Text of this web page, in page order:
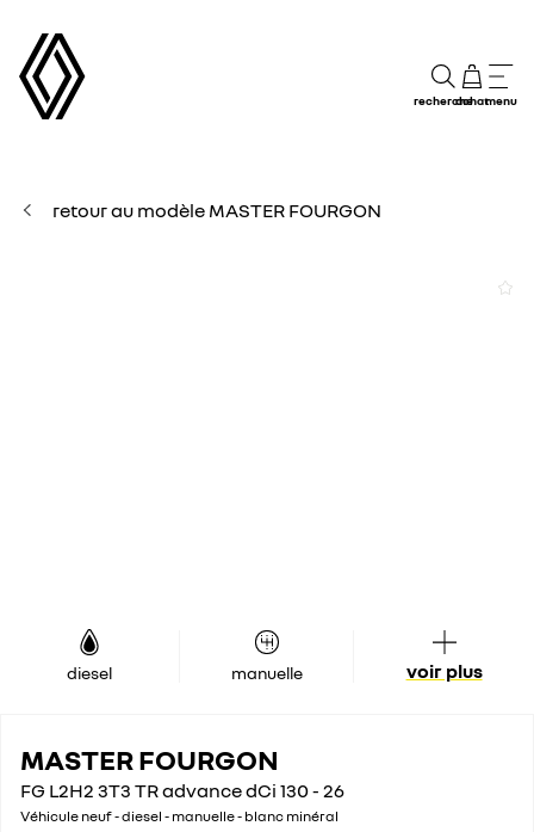
rechercheachatmenu
retour au modèle MASTER FOURGON
diesel manuelle voir plus
MASTER FOURGON
FG L2H2 3T3 TR advance dCi 130 - 26
Véhicule neuf - diesel - manuelle - blanc minéral